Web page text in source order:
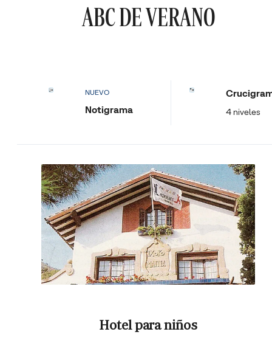
ABC DE VERANO
NUEVO
Notigrama 4 niveles
Hotel para niños